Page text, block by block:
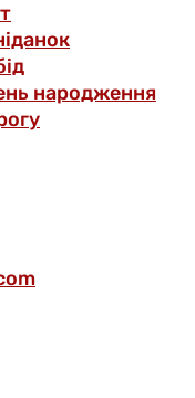
народження